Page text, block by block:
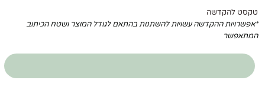
טקסט להקדשה
*אפשרויות ההקדשה עשויות להשתנות בהתאם לגודל המוצר ושטח הכיתוב
המתאפשר